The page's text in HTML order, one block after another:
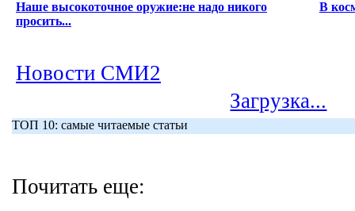
Наше высокоточное оружие:не надо никого
просить...
В
Новости СМИ2
Загрузка...
ТОП 10: самые читаемые статьи
Почитать еще: